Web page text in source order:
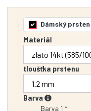
Dámský prsten
Materiál
tloušťka prstenu
Barva
Barva 1 *